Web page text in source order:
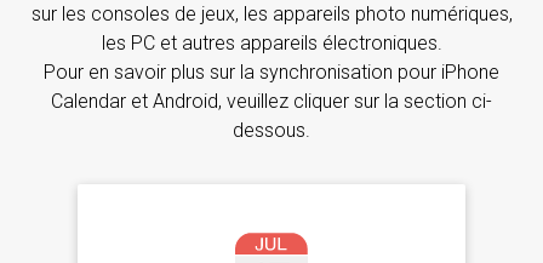
sur les consoles de jeux, les appareils photo numériques,
les PC et autres appareils électroniques.
Pour en savoir plus sur la synchronisation pour iPhone
Calendar et Android, veuillez cliquer sur la section ci-
dessous.